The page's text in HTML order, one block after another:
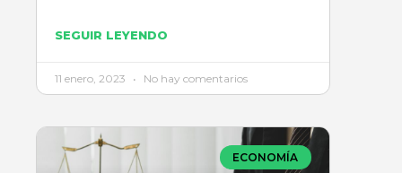
SEGUIR LEYENDO
11 enero, 2023 No hay comentarios
ECONOMÍA